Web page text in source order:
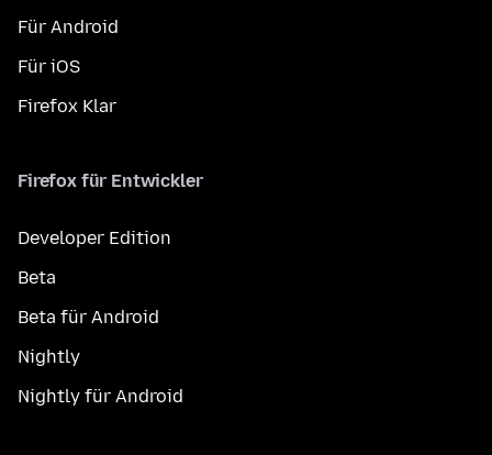
Für Android
Für iOS
Firefox Klar
Firefox für Entwickler
Developer Edition
Beta
Beta für Android
Nightly
Nightly für Android